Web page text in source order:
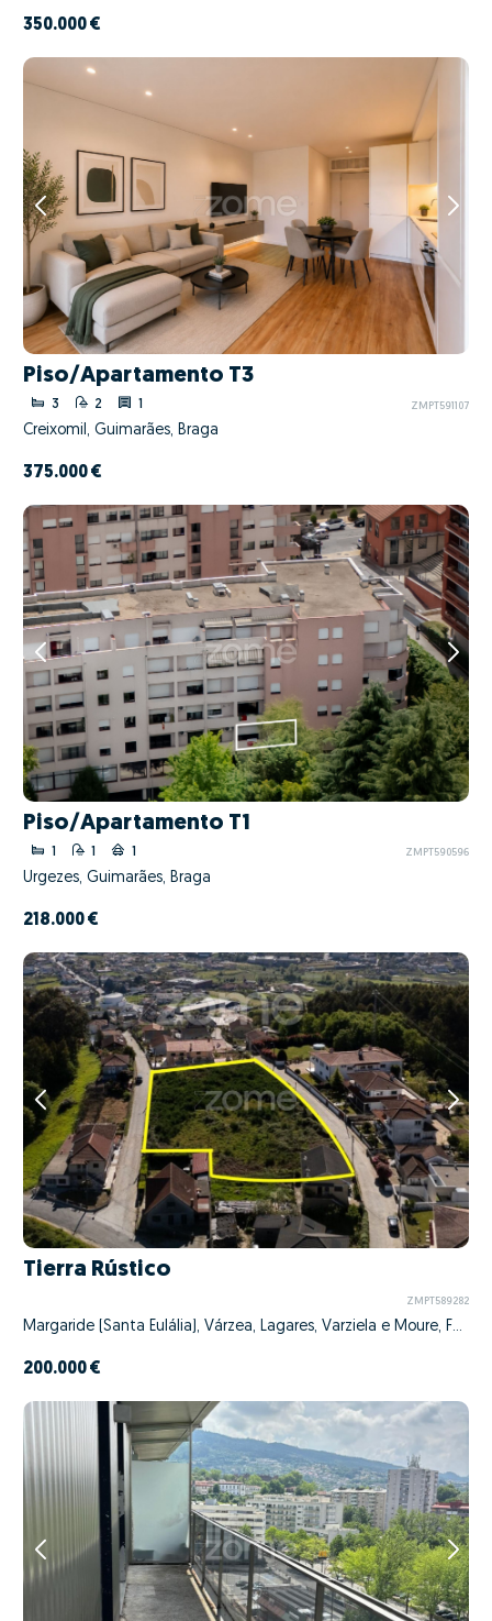
350.000 €
Piso/Apartamento T3
3 2 ZMPT591107
Creixomil, Guimarães, Braga
375.000 €
Piso/Apartamento T1
1 1 1 ZMPT590596
Urgezes, Guimarães, Braga
218.000 €
Tierra Rústico
ZMPT589282
Margaride (Santa Eulália), Várzea, Lagares, Varziela e Moure, Felgueiras, Porto
200.000 €